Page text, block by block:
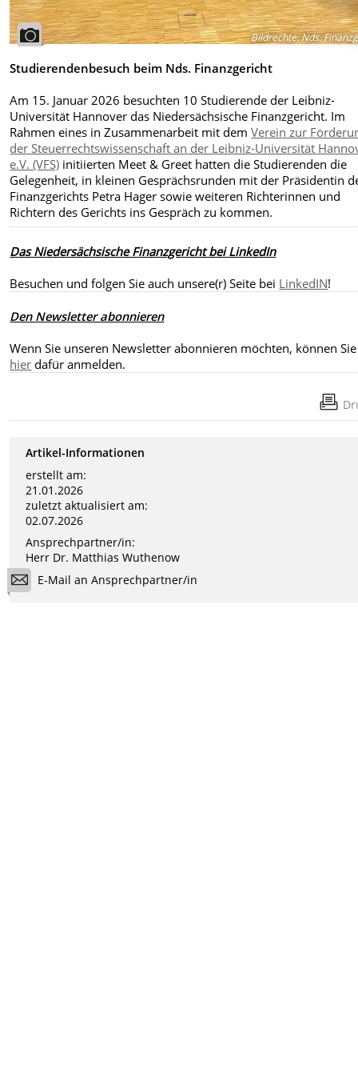
Bildrechte:Nds.
Studierendenbesuch beim Nds. Finanzgericht
Am 15. Januar 2026 besuchten 10 Studierende der Leibniz-
Universität Hannover das Niedersächsische Finanzgericht. Im
Rahmen eines in Zusammenarbeit mit demVerein zur
der Steuerrechtswissenschaft an der Leibniz-Universität
e.V. (VFS) initiierten Meet & Greet hatten die Studierenden die
Gelegenheit, in kleinen Gesprächsrunden mit der Präsidentin
Finanzgerichts Petra Hager sowie weiteren Richterinnen und
Richtern des Gerichts ins Gespräch zu kommen.
Das Niedersächsische Finanzgericht bei LinkedIn
Besuchen und folgen Sie auch unsere(r) Seite bei LinkedIN!
Den Newsletter abonnieren
Wenn Sie unseren Newsletter abonnieren möchten, können
hier dafür anmelden.
Artikel-Informationen
erstellt am:
21.01.2026
zuletzt aktualisiert am:
02.07.2026
Ansprechpartner/in:
Herr Dr. Matthias Wuthenow
E-Mail an Ansprechpartner/in